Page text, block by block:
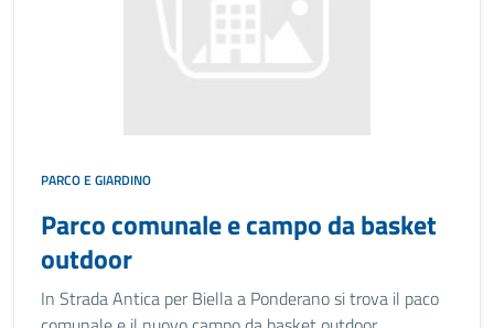
PARCO E GIARDINO
Parco comunale e campo da basket
outdoor
In Strada Antica per Biella a Ponderano si trova il paco